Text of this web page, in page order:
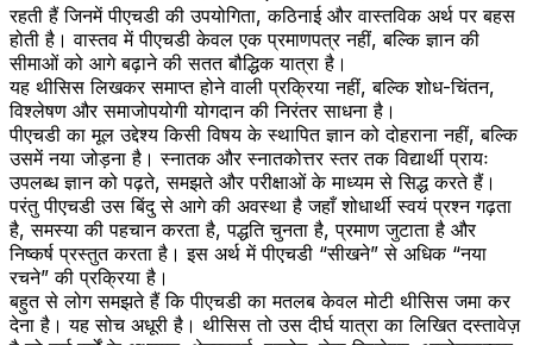
रहती हैं जिनमें पीएचडी की उपयोगिता, कठिनाई और वास्तविक अर्थ पर बहस
होती है। वास्तव में पीएचडी केवल एक प्रमाणपत्र नहीं, बल्कि ज्ञान की
सीमाओं को आगे बढ़ाने की सतत बौद्धिक यात्रा है।
यह थीसिस लिखकर समाप्त होने वाली प्रक्रिया नहीं, बल्कि शोध-चिंतन,
विश्लेषण और समाजोपयोगी योगदान की निरंतर साधना है।
पीएचडी का मूल उद्देश्य किसी विषय के स्थापित ज्ञान को दोहराना नहीं, बल्कि
उसमें नया जोड़ना है। स्नातक और स्नातकोत्तर स्तर तक विद्यार्थी प्रायः
उपलब्ध ज्ञान को पढ़ते, समझते और परीक्षाओं के माध्यम से सिद्ध करते हैं।
परंतु पीएचडी उस बिंदु से आगे की अवस्था है जहाँ शोधार्थी स्वयं प्रश्न गढ़ता
है, समस्या की पहचान करता है, पद्धति चुनता है, प्रमाण जुटाता है और
निष्कर्ष प्रस्तुत करता है। इस अर्थ में पीएचडी “सीखने” से अधिक “नया
रचने” की प्रक्रिया है।
बहुत से लोग समझते हैं कि पीएचडी का मतलब केवल मोटी थीसिस जमा कर
देना है। यह सोच अधूरी है। थीसिस तो उस दीर्घ यात्रा का लिखित दस्तावेज़